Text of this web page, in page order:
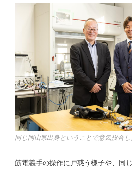
同じ岡山県出身ということで意気投合
筋電義手の操作に戸惑う様子や、同